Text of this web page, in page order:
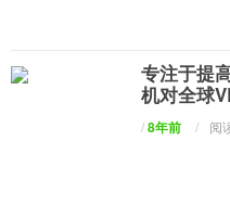
专注于提
机对全球
/8年前 / 阅